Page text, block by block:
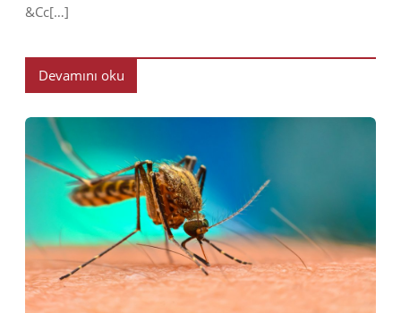
&Cc[…]
Devamını oku
2022